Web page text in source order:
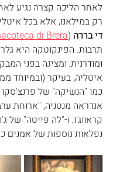
לאחר הליכה קצרה נגיע
רק במילאנו, אלא בכל
די בררה (
di Brera
תרבות. הפינקוטקה היא
ומודרנית, ומציגה בפני
איטליה, בעיקר (ובמיוחד
כמו "הנשיקה" של
אנדראה מנטניה, "ארוחת
קראווג'ו, ו-"לה פייטה" של
נפלאות נוספות של אמנים